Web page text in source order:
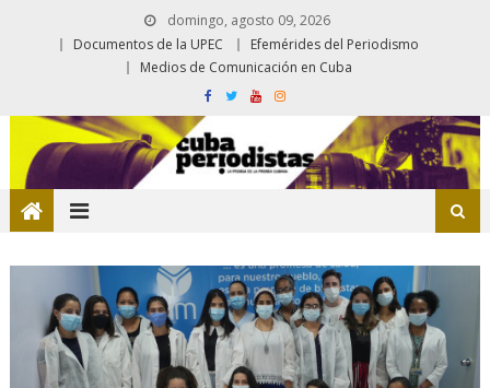
domingo, agosto 09, 2026
Documentos de la UPEC
Efemérides del Periodismo
Medios de Comunicación en Cuba